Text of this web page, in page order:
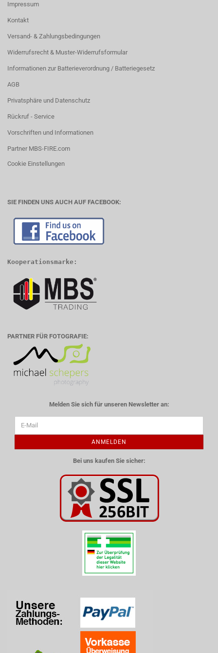
Impressum
Kontakt
Versand- & Zahlungsbedingungen
Widerrufsrecht & Muster-Widerrufsformular
Informationen zur Batterieverordnung / Batteriegesetz
AGB
Privatsphäre und Datenschutz
Rückruf - Service
Vorschriften und Informationen
Partner MBS-FIRE.com
Cookie Einstellungen
SIE FINDEN UNS AUCH AUF FACEBOOK:
Kooperationsmarke:
PARTNER FÜR FOTOGRAFIE:
Melden Sie sich für unseren Newsletter an:
ANMELDEN
Bei uns kaufen Sie sicher: